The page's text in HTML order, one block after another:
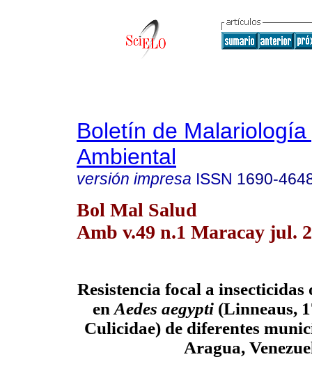
Boletín de
Ambiental
versión impresa ISSN 1690-
Bol Mal Salud
Amb v.49 n.1 Maracay jul.
Resistencia focal a
en Aedes aegypti (Linneaus,
Culicidae) de diferentes
Aragua,